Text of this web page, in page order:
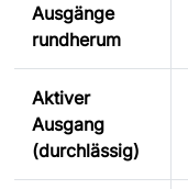
Ausgänge
rundherum
Aktiver
Ausgang
(durchlässig)